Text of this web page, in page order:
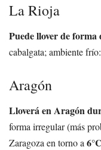
La Rioja
Puede llover de
cabalgata; ambiente
Aragón
Lloverá en Aragón
forma irregular (más
Zaragoza en torno a